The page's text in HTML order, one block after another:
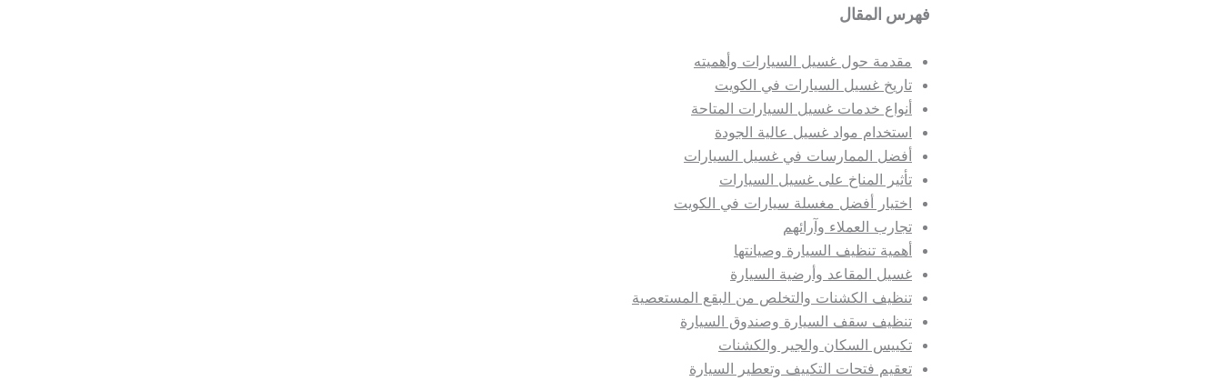
فهرس المقال
مقدمة حول غسيل السيارات وأهميته
تاريخ غسيل السيارات في الكويت
أنواع خدمات غسيل السيارات المتاحة
استخدام مواد غسيل عالية الجودة
أفضل الممارسات في غسيل السيارات
تأثير المناخ على غسيل السيارات
اختيار أفضل مغسلة سيارات في الكويت
تجارب العملاء وآرائهم
أهمية تنظيف السيارة وصيانتها
غسيل المقاعد وأرضية السيارة
تنظيف الكشنات والتخلص من البقع المستعصية
تنظيف سقف السيارة وصندوق السيارة
تكييس السكان والجير والكشنات
تعقيم فتحات التكييف وتعطير السيارة